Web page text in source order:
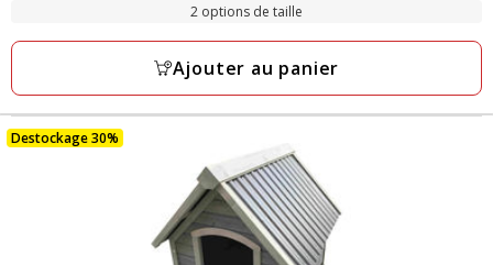
à
44.11€
2 options de taille
Ajouter au panier
Destockage 30%